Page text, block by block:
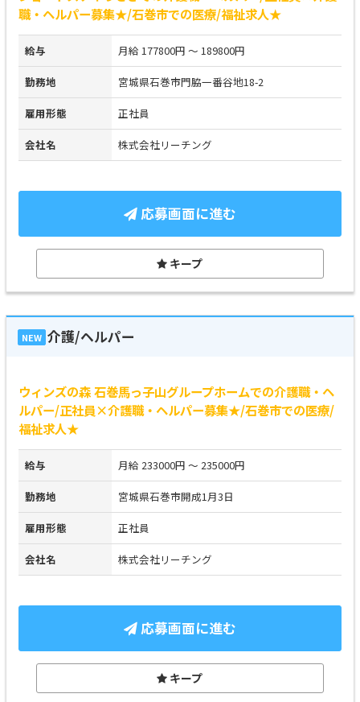
職・ヘルパー募集★/石巻市での医療/福祉求人★
給与 月給 177800円 ～ 189800円
勤務地 宮城県石巻市門脇一番谷地18-2
雇用形態 正社員
会社名 株式会社リーチング
応募画面に進む
キープ
NEW 介護/ヘルパー
ウィンズの森 石巻馬っ子山グループホームでの介護職・ヘ
ルパー/正社員×介護職・ヘルパー募集★/石巻市での医療/
福祉求人★
給与 月給 233000円 ～ 235000円
勤務地 宮城県石巻市開成1月3日
雇用形態 正社員
会社名 株式会社リーチング
応募画面に進む
キープ